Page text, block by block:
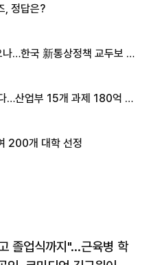
, 정답은?
…한국 新통상정책 교두보 활
…산업부 15개 과제 180억 지
200개 대학 선정
졸업식까지"…근육병 학